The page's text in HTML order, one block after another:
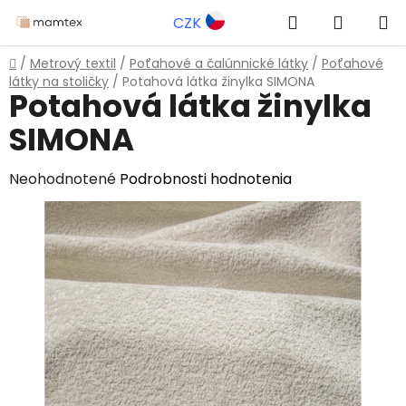
na
obsah
CZK Hľadať
KOŠÍK
Domov
/ Metrový textil / Poťahové a čalúnnické látky / Poťahové
látky na stoličky / Potahová látka žinylka SIMONA
Potahová látka žinylka
SIMONA
Priemerné
hodnotenie
produktu
hviezdičiek.
Neohodnotené Podrobnosti hodnotenia